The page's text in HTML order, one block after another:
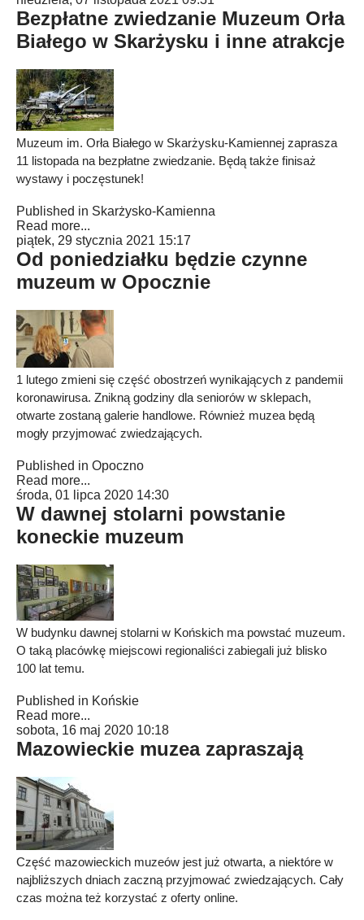
Bezpłatne zwiedzanie Muzeum Orła
Białego w Skarżysku i inne atrakcje
Muzeum im. Orła Białego w Skarżysku-Kamiennej zaprasza
11 listopada na bezpłatne zwiedzanie. Będą także finisaż
wystawy i poczęstunek!
Published in Skarżysko-Kamienna
Read more...
piątek, 29 stycznia 2021 15:17
Od poniedziałku będzie czynne
muzeum w Opocznie
1 lutego zmieni się część obostrzeń wynikających z pandemii
koronawirusa. Znikną godziny dla seniorów w sklepach,
otwarte zostaną galerie handlowe. Również muzea będą
mogły przyjmować zwiedzających.
Published in Opoczno
Read more...
środa, 01 lipca 2020 14:30
W dawnej stolarni powstanie
koneckie muzeum
W budynku dawnej stolarni w Końskich ma powstać muzeum.
O taką placówkę miejscowi regionaliści zabiegali już blisko
100 lat temu.
Published in Końskie
Read more...
sobota, 16 maj 2020 10:18
Mazowieckie muzea zapraszają
Część mazowieckich muzeów jest już otwarta, a niektóre w
najbliższych dniach zaczną przyjmować zwiedzających. Cały
czas można też korzystać z oferty online.